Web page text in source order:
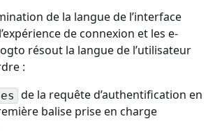
de la langue de l’interface
de connexion et les e-
résout la langue de l’utilisateur
:
de la requête d’authentification en
balise prise en charge